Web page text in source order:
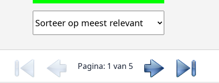
Pagina: 1 van 5